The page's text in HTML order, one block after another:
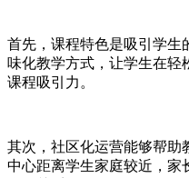
首先，课程特色是吸引学生
味化教学方式，让学生在轻
课程吸引力。
其次，社区化运营能够帮助
中心距离学生家庭较近，家